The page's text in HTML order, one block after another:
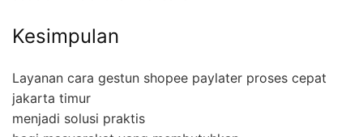
Kesimpulan
Layanan cara gestun shopee paylater proses cepat
jakarta timur
menjadi solusi praktis